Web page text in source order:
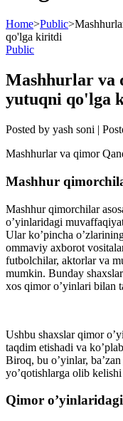
Home>Public>
qo'lga kiritdi
Public
Mashhurlar va
yutuqni qo'lga
Posted by yash soni |
Mashhurlar va qimor
Mashhur
Mashhur qimorchilar
o’yinlaridagi
Ular ko’pincha
ommaviy axborot
futbolchilar, aktorlar va
mumkin. Bunday
xos qimor o’yinlari bilan
Ushbu shaxslar qimor
taqdim etishadi va
Biroq, bu o’yinlar,
yo’qotishlarga olib
Qimor